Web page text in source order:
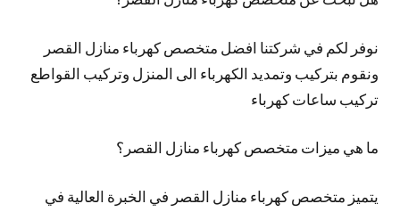
نوفر لكم في شركتنا افضل متخصص كهرباء منازل القصر
ونقوم بتركيب وتمديد الكهرباء الى المنزل وتركيب القواطع
تركيب ساعات كهرباء
ما هي ميزات متخصص كهرباء منازل القصر؟
يتميز متخصص كهرباء منازل القصر في الخبرة العالية في